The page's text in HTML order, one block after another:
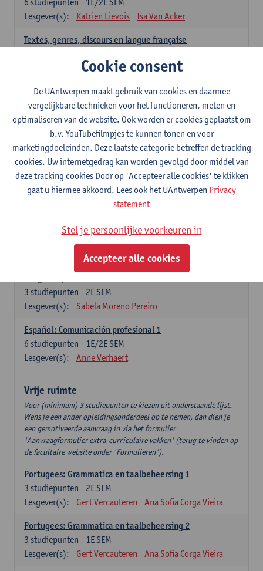
Lesgever(s):
Katrien Lievois Isa Van Acker
Textes, genres, discours en langue française
Kris Peeters
Spaans: verplichte opleidingsonderdelen
Gramática española 1
1E SEM
studiepunten
Lesgever(s):
Anne Verhaert
Gramática española 2
2E SEM
3studiepunten
Anne Verhaert
Lengua española: Destrezas básicas
Sabela Moreno Pereiro
2E SEM
3 studiepunten
Lesgever(s):
Sabela Moreno Pereiro
Español: Comunicación profesional 1
1E/2E SEM
6 studiepunten
Lesgever(s):
Anne Verhaert
Vrije ruimte
Voor (minimum) 3 studiepunten te kiezen uit onderstaande lijst.
Wens je een ander opleidingsonderdeel op te nemen, dan dien je
een gemotiveerde aanvraag in via het formulier
'Aanvraagformulier extra-curriculaire vakken' (terug te vinden op
de facultaire website onder 'Formulieren').
Portugees: Grammatica en taalbeheersing 1
2E SEM
3 studiepunten
Lesgever(s):
Gert Vercauteren Ana Sofia Corga Vieira
Portugees: Grammatica en taalbeheersing 2
1E SEM
3 studiepunten
Lesgever(s):
Gert Vercauteren Ana Sofia Corga Vieira
Cookie consent
De UAntwerpen maakt gebruik van cookies en daarmee
vergelijkbare technieken voor het functioneren, meten en
optimaliseren van de website. Ook worden er cookies geplaatst om
b.v. YouTubefilmpjes te kunnen tonen en voor
marketingdoeleinden. Deze laatste categorie betreffen de tracking
cookies. Uw internetgedrag kan worden gevolgd door middel van
deze tracking cookies Door op 'Accepteer alle cookies' te klikken
gaat u hiermee akkoord. Lees ook het UAntwerpen Privacy
statement
Stel je persoonlijke voorkeuren in
Accepteer alle cookies